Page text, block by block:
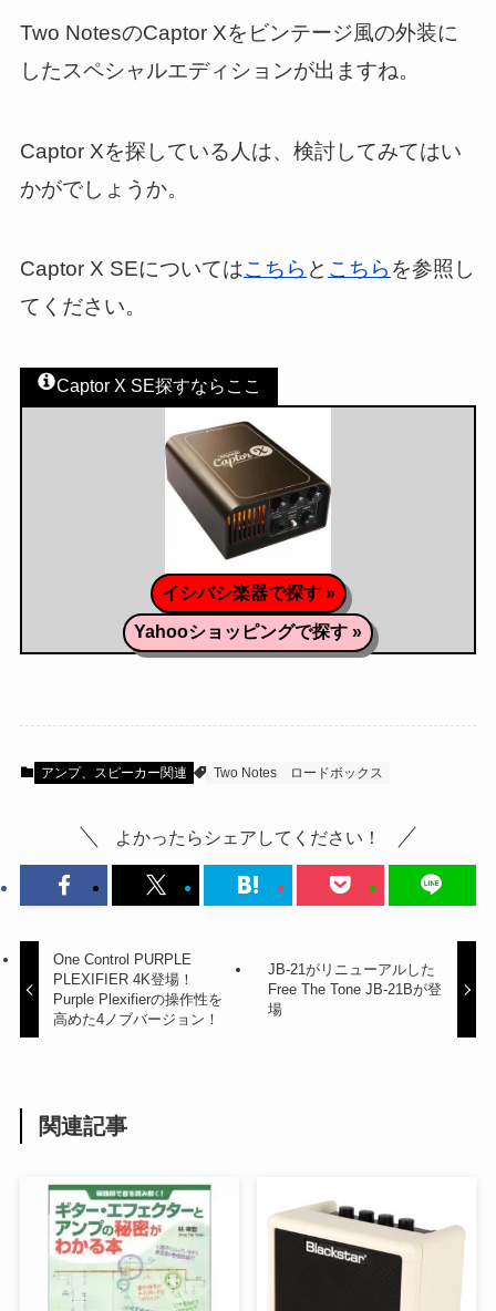
Two NotesのCaptor Xをビンテージ風の外装に
したスペシャルエディションが出ますね。
Captor Xを探している人は、検討してみてはい
かがでしょうか。
Captor X SEについてはこちら と こちら を参照し
てください。
Captor X SE探すならここ
イシバシ楽器で探す »
Yahooショッピングで探す »
アンプ、スピーカー関連 Two Notes ロードボックス
よかったらシェアしてください！
One Control PURPLE
PLEXIFIER 4K登場！
Purple Plexifierの操作性を
高めた4ノブバージョン！
JB-21がリニューアルした
Free The Tone JB-21Bが登
場
関連記事